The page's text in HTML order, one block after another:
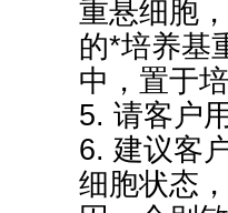
重悬细胞
的*培养基
中，置于
5. 请客户
6. 建议客
细胞状态